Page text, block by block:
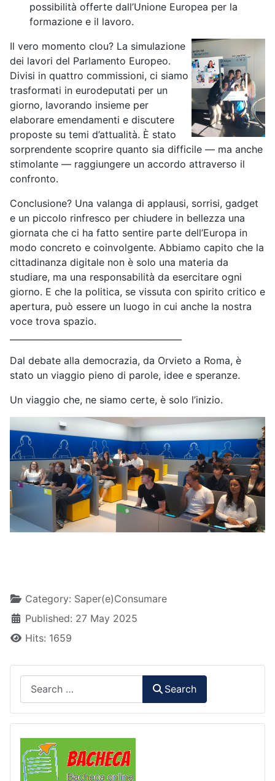
possibilità offerte dall’Unione Europea per la
formazione e il lavoro.
Il vero momento clou? La simulazione
dei lavori del Parlamento Europeo.
Divisi in quattro commissioni, ci siamo
trasformati in eurodeputati per un
giorno, lavorando insieme per
elaborare emendamenti e discutere
proposte su temi d’attualità. È stato
sorprendente scoprire quanto sia difficile — ma anche
stimolante — raggiungere un accordo attraverso il
confronto.
Conclusione? Una valanga di applausi, sorrisi, gadget
e un piccolo rinfresco per chiudere in bellezza una
giornata che ci ha fatto sentire parte dell’Europa in
modo concreto e coinvolgente. Abbiamo capito che la
cittadinanza digitale non è solo una materia da
studiare, ma una responsabilità da esercitare ogni
giorno. E che la politica, se vissuta con spirito critico e
apertura, può essere un luogo in cui anche la nostra
voce trova spazio.
Dal debate alla democrazia, da Orvieto a Roma, è
stato un viaggio pieno di parole, idee e speranze.
Un viaggio che, ne siamo certe, è solo l’inizio.
DetailsCategory: Saper(e)Consumare
Published: 27 May 2025
Hits: 1659
Search